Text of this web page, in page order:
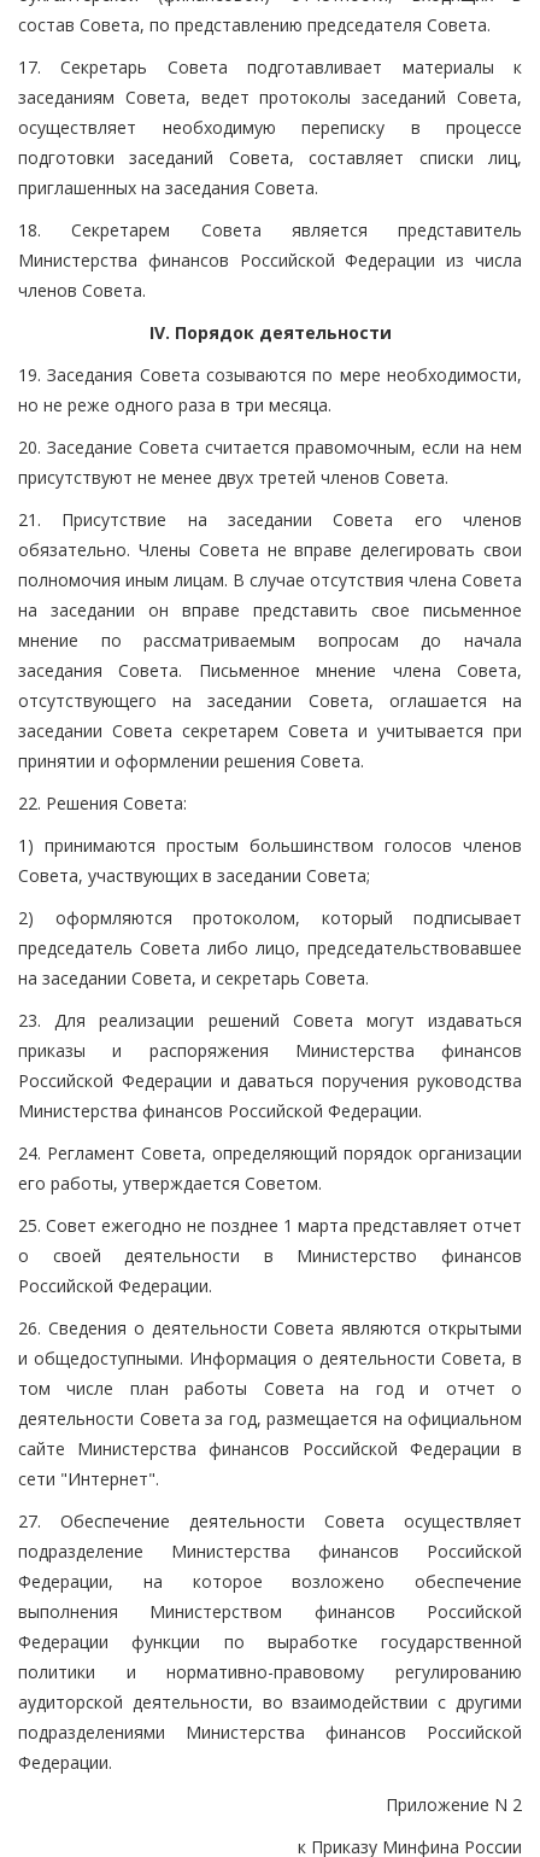
состав Совета, по представлению председателя Совета.
17. Секретарь Совета подготавливает материалы к
заседаниям Совета, ведет протоколы заседаний Совета,
осуществляет необходимую переписку в процессе
подготовки заседаний Совета, составляет списки лиц,
приглашенных на заседания Совета.
18. Секретарем Совета является представитель
Министерства финансов Российской Федерации из числа
членов Совета.
IV. Порядок деятельности
19. Заседания Совета созываются по мере необходимости,
но не реже одного раза в три месяца.
20. Заседание Совета считается правомочным, если на нем
присутствуют не менее двух третей членов Совета.
21. Присутствие на заседании Совета его членов
обязательно. Члены Совета не вправе делегировать свои
полномочия иным лицам. В случае отсутствия члена Совета
на заседании он вправе представить свое письменное
мнение по рассматриваемым вопросам до начала
заседания Совета. Письменное мнение члена Совета,
отсутствующего на заседании Совета, оглашается на
заседании Совета секретарем Совета и учитывается при
принятии и оформлении решения Совета.
22. Решения Совета:
1) принимаются простым большинством голосов членов
Совета, участвующих в заседании Совета;
2) оформляются протоколом, который подписывает
председатель Совета либо лицо, председательствовавшее
на заседании Совета, и секретарь Совета.
23. Для реализации решений Совета могут издаваться
приказы и распоряжения Министерства финансов
Российской Федерации и даваться поручения руководства
Министерства финансов Российской Федерации.
24. Регламент Совета, определяющий порядок организации
его работы, утверждается Советом.
25. Совет ежегодно не позднее 1 марта представляет отчет
о своей деятельности в Министерство финансов
Российской Федерации.
26. Сведения о деятельности Совета являются открытыми
и общедоступными. Информация о деятельности Совета, в
том числе план работы Совета на год и отчет о
деятельности Совета за год, размещается на официальном
сайте Министерства финансов Российской Федерации в
сети "Интернет".
27. Обеспечение деятельности Совета осуществляет
подразделение Министерства финансов Российской
Федерации, на которое возложено обеспечение
выполнения Министерством финансов Российской
Федерации функции по выработке государственной
политики и нормативно-правовому регулированию
аудиторской деятельности, во взаимодействии с другими
подразделениями Министерства финансов Российской
Федерации.
Приложение N 2
к Приказу Минфина России